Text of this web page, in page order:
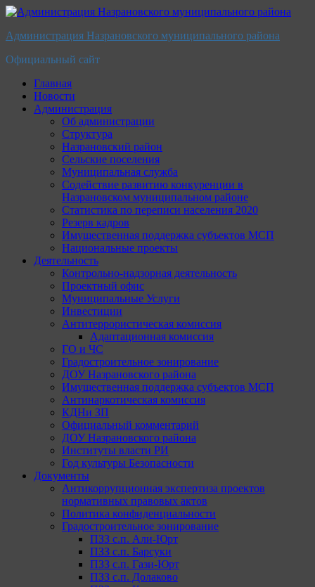
Перейти
содержимому
Администрация Назрановского муниципального района
Официальный сайт
Главная
Новости
Администрация
Об администрации
Структура
Назрановский район
Сельские поселения
Муниципальная служба
Содействие развитию конкуренции в
Назрановском муниципальном районе
Статистика по переписи населения 2020
Резерв кадров
Имущественная поддержка субъектов МСП
Национальные проекты
Деятельность
Контрольно-надзорная деятельность
Проектный офис
Муниципальные Услуги
Инвестиции
Антитеррористическая комиссия
Адаптационная комиссия
ГО и ЧС
Градостроительное зонирование
ДОУ Назрановского района
Имущественная поддержка субъектов МСП
Антинаркотическая комиссия
КДНи ЗП
Официальный комментарий
ДОУ Назрановского района
Институты власти РИ
Год культуры Безопасности
Документы
Антикоррупционная экспертиза проектов
нормативных правовых актов
Политика конфиденциальности
Градостроительное зонирование
ПЗЗ с.п. Али-Юрт
ПЗЗ с.п. Барсуки
ПЗЗ с.п. Гази-Юрт
ПЗЗ с.п. Долаково